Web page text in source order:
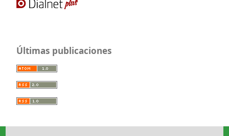
Últimas publicaciones